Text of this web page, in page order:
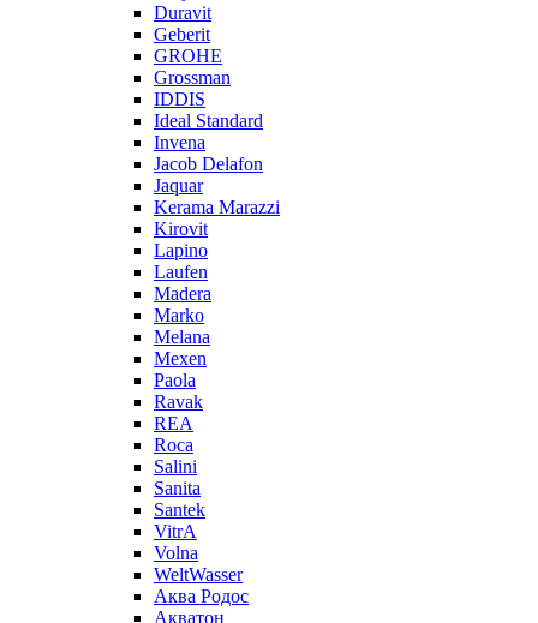
Duravit
Geberit
GROHE
Grossman
IDDIS
Ideal Standard
Invena
Jacob Delafon
Jaquar
Kerama Marazzi
Kirovit
Lapino
Laufen
Madera
Marko
Melana
Mexen
Paola
Ravak
REA
Roca
Salini
Sanita
Santek
VitrA
Volna
WeltWasser
Аква Родос
Акватон